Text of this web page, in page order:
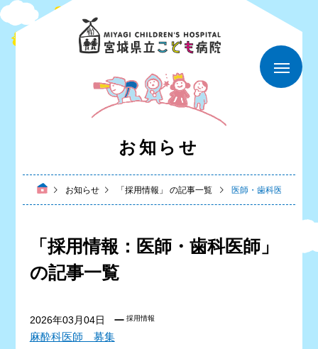
お知らせ
お知らせ 「採用情報」 の記事一覧 医師・歯科医師 の記
「採用情報：医師・歯科医師」
の記事一覧
2026年03月04日 採用情報
麻酔科医師 募集